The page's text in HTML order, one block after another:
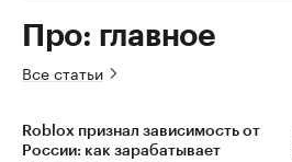
Про: главное
Все статьи
Roblox признал зависимость от
России: как зарабатывает